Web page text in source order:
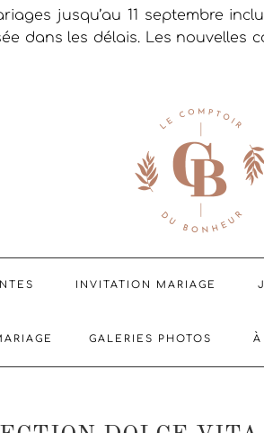
jusqu’au 11 septembre
dans les délais. Les nouvelles
INVITATION MARIAGE
GALERIES PHOTOS À